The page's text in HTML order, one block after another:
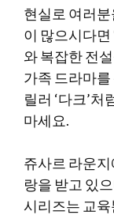
현실로 여러
이 많으시다면
와 복잡한 전
가족 드라마
릴러 ‘다크’
마세요.
쥬사르 라운
랑을 받고 있
시리즈는 교